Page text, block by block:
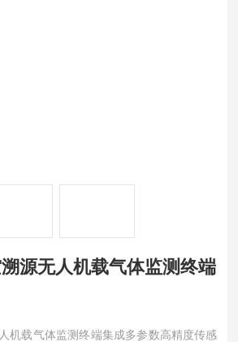
源无人机载气体监测终端
机载气体监测终端集成多参数高精度传感